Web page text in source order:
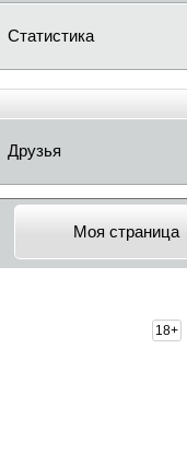
Статистика
Друзья
Моя страница
18+